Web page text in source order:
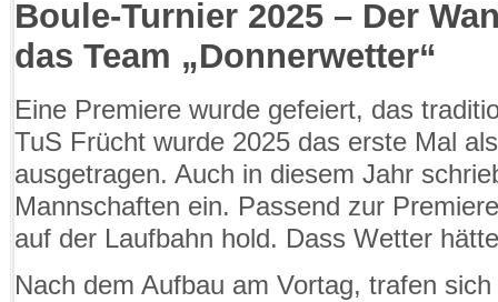
Boule-Turnier 2025 – Der
das Team „Donnerwetter“
Eine Premiere wurde gefeiert, das
TuS Frücht wurde 2025 das erste Mal
ausgetragen. Auch in diesem Jahr
Mannschaften ein. Passend zur
auf der Laufbahn hold. Dass Wetter
Nach dem Aufbau am Vortag, trafen